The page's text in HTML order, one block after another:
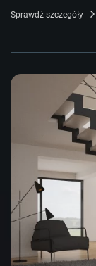
Sprawdź szczegóły